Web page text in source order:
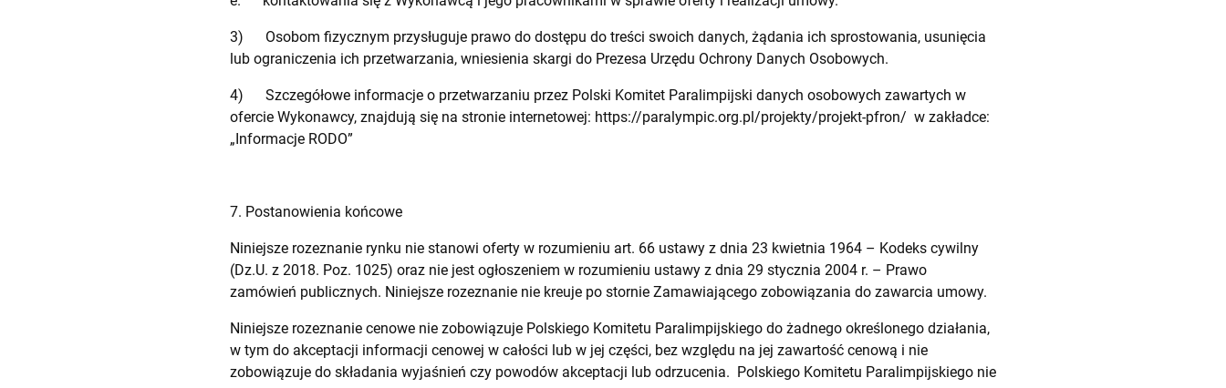
3) Osobom fizycznym przysługuje prawo do dostępu do treści swoich danych, żądania ich sprostowania, usunięcia
lub ograniczenia ich przetwarzania, wniesienia skargi do Prezesa Urzędu Ochrony Danych Osobowych.
4) Szczegółowe informacje o przetwarzaniu przez Polski Komitet Paralimpijski danych osobowych zawartych w
ofercie Wykonawcy, znajdują się na stronie internetowej: https://paralympic.org.pl/projekty/projekt-pfron/ w zakładce:
„Informacje RODO”
7. Postanowienia końcowe
Niniejsze rozeznanie rynku nie stanowi oferty w rozumieniu art. 66 ustawy z dnia 23 kwietnia 1964 – Kodeks cywilny
(Dz.U. z 2018. Poz. 1025) oraz nie jest ogłoszeniem w rozumieniu ustawy z dnia 29 stycznia 2004 r. – Prawo
zamówień publicznych. Niniejsze rozeznanie nie kreuje po stornie Zamawiającego zobowiązania do zawarcia umowy.
Niniejsze rozeznanie cenowe nie zobowiązuje Polskiego Komitetu Paralimpijskiego do żadnego określonego działania,
w tym do akceptacji informacji cenowej w całości lub w jej części, bez względu na jej zawartość cenową i nie
zobowiązuje do składania wyjaśnień czy powodów akceptacji lub odrzucenia. Polskiego Komitetu Paralimpijskiego nie